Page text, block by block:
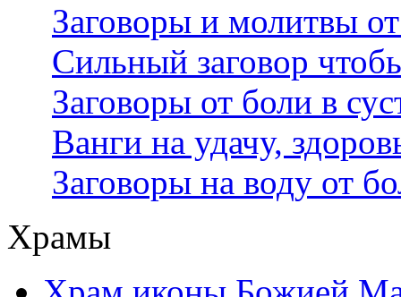
Заговоры и молитвы
Сильный заговор
Заговоры от боли в
Ванги на удачу,
Заговоры на воду от
Храмы